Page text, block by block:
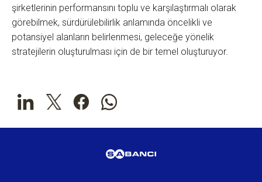
şirketlerinin performansını toplu ve karşılaştırmalı olarak
görebilmek, sürdürülebilirlik anlamında öncelikli ve
potansiyel alanların belirlenmesi, geleceğe yönelik
stratejilerin oluşturulması için de bir temel oluşturuyor.